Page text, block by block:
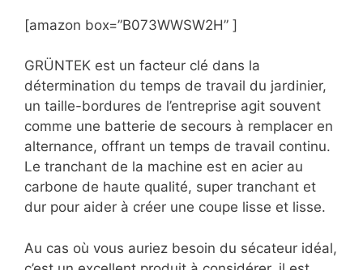
[amazon box=”B073WWSW2H” ]
GRÜNTEK est un facteur clé dans la
détermination du temps de travail du jardinier,
un taille-bordures de l’entreprise agit souvent
comme une batterie de secours à remplacer en
alternance, offrant un temps de travail continu.
Le tranchant de la machine est en acier au
carbone de haute qualité, super tranchant et
dur pour aider à créer une coupe lisse et lisse.
Au cas où vous auriez besoin du sécateur idéal,